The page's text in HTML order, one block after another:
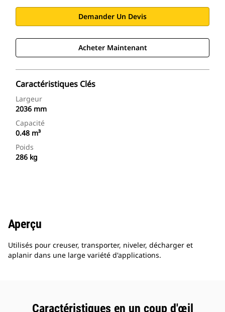
Demander Un Devis
Acheter Maintenant
Caractéristiques Clés
Largeur
2036 mm
Capacité
0.48 m³
Poids
286 kg
Aperçu
Utilisés pour creuser, transporter, niveler, décharger et
aplanir dans une large variété d'applications.
Caractéristiques en un coup d'œil